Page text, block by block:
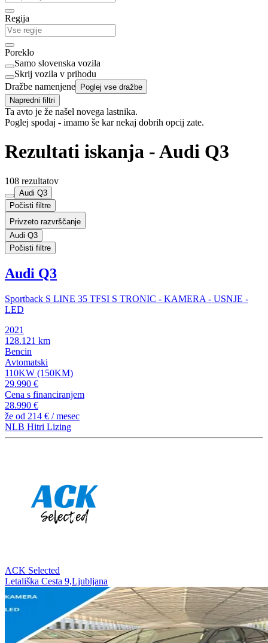
Regija
Poreklo
Samo slovenska vozila
Skrij vozila v prihodu
Dražbe namenjene Poglej vse dražbe
Napredni filtri
Ta avto je že našel novega lastnika.
Poglej spodaj - imamo še kar nekaj dobrih opcij zate.
Rezultati iskanja - Audi Q3
108 rezultatov
Audi Q3
Počisti filtre
Privzeto razvrščanje
Audi Q3
Počisti filtre
Audi Q3
Sportback S LINE 35 TFSI S TRONIC - KAMERA - USNJE -
LED
2021
128.121 km
Bencin
Avtomatski
110KW (150KM)
29.990 €
Cena s financiranjem
28.990 €
že od 214 € / mesec
NLB Hitri Lizing
ACK Selected
Letališka Cesta 9,Ljubljana